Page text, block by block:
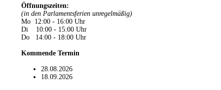
Öffnungszeiten:
(in den Parlamentsferien unregelmäßig)
Mo 12:00 - 16:00 Uhr
Di 10:00 - 15:00 Uhr
Do 14:00 - 18:00 Uhr
Kommende Termin
28.08.2026
18.09.2026